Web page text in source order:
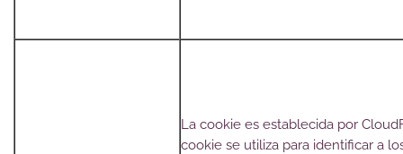
La cookie es establecida por
cookie se utiliza para identificar a